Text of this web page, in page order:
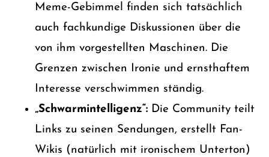
Meme-Gebimmel finden sich tatsächlich
auch fachkundige Diskussionen über die
von ihm vorgestellten Maschinen. Die
Grenzen zwischen Ironie und ernsthaftem
Interesse verschwimmen ständig.
„Schwarmintelligenz“:Die Community teilt
Links zu seinen Sendungen, erstellt Fan-
Wikis (natürlich mit ironischem Unterton)